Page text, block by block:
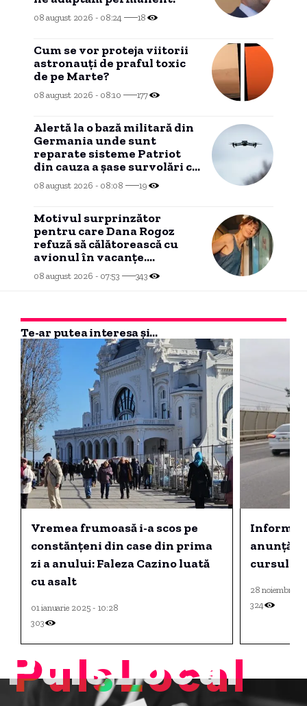
08 august 2026 - 08:24 18
Cum se vor proteja viitorii
astronauți de praful toxic
de pe Marte?
08 august 2026 - 08:10 177
Alertă la o bază militară din
Germania unde sunt
reparate sisteme Patriot
din cauza a șase survolări cu
drone neidentificate.
08 august 2026 - 08:08 19
Motivul surprinzător
pentru care Dana Rogoz
refuză să călătorească cu
avionul în vacanțe.
Activitățile copiilor ei în
tren.
08 august 2026 - 07:53 343
Te-ar putea interesa și...
Vremea frumoasă i-a scos pe
constănțeni din case din prima
zi a anului: Faleza Cazino luată
cu asalt
01 ianuarie 2025 - 10:28
303
anunță
cursul
28 noiembrie
324
PulsLocal